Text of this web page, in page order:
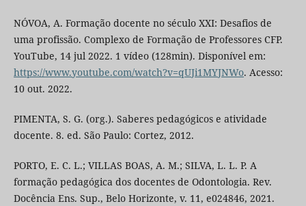
NÓVOA, A. Formação docente no século XXI: Desafios de
uma profissão. Complexo de Formação de Professores CFP.
YouTube, 14 jul 2022. 1 vídeo (128min). Disponível em:
https://www.youtube.com/watch?v=qUJi1MYJNWo. Acesso:
10 out. 2022.
PIMENTA, S. G. (org.). Saberes pedagógicos e atividade
docente. 8. ed. São Paulo: Cortez, 2012.
PORTO, E. C. L.; VILLAS BOAS, A. M.; SILVA, L. L. P. A
formação pedagógica dos docentes de Odontologia. Rev.
Docência Ens. Sup., Belo Horizonte, v. 11, e024846, 2021.